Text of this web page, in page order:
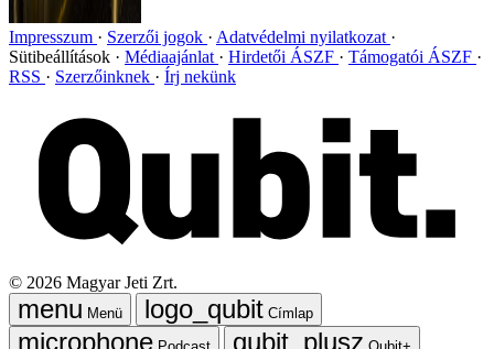
Impresszum Szerzői jogok
Adatvédelmi nyilatkozat
Sütibeállítások
Médiaajánlat Hirdetői ÁSZF
Támogatói ÁSZF
RSS
Szerzőinknek Írj nekünk
© 2026 Magyar Jeti Zrt.
Menü
Címlap